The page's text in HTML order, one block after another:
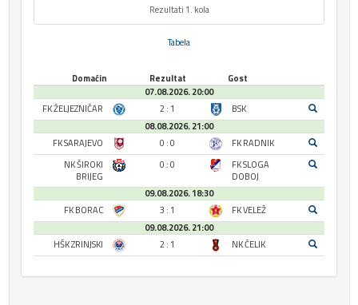
Rezultati 1. kola
Tabela
Domaćin Rezultat
Gost
07.08.2026. 20:00
FK ŽELJEZNIČAR
2 : 1
BSK
08.08.2026. 21:00
FK SARAJEVO
0 : 0
FK RADNIK
NK ŠIROKI
BRIJEG
0 : 0
FK SLOGA
DOBOJ
09.08.2026. 18:30
FK BORAC
3 : 1
FK VELEŽ
09.08.2026. 21:00
HŠK ZRINJSKI
2 : 1 NK ČELIK